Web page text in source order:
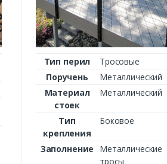
Тип перил
Тросовые
Поручень
Металлический
Материал
стоек
Металлический
Тип
крепления
Боковое
Заполнение
Металлические
тросы